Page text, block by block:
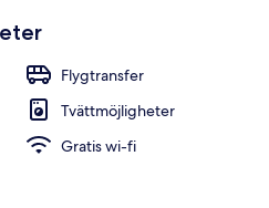
Flygtransfer
Tvättmöjligheter
Gratis wi-fi